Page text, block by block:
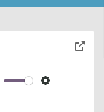
Settings
toggle